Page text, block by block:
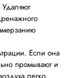
Если она
промывают и